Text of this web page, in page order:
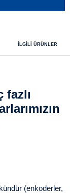
ILGILI ÜRÜNLER
fazlı
(enkoderler,